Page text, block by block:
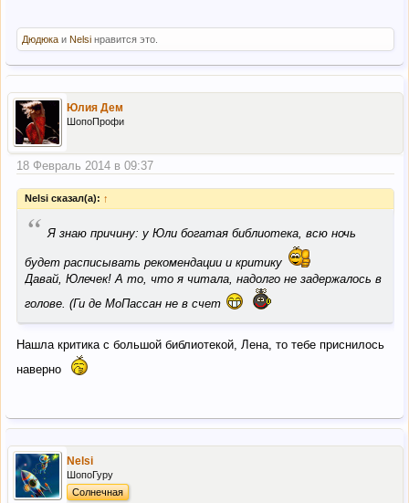
Дюдюка и Nelsi нравится это.
Юлия Дем
ШопоПрофи
18 Февраль 2014 в 09:37
Nelsi сказал(а): ↑
“ Я знаю причину: у Юли богатая библиотека, всю ночь
будет расписывать рекомендации и критику
Давай, Юлечек! А то, что я читала, надолго не задержалось в
голове. (Ги де МоПассан не в счет
Нашла критика с большой библиотекой, Лена, то тебе приснилось
наверно
Nelsi
ШопоГуру
Солнечная